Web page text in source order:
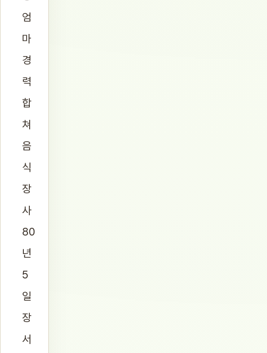
엄
마
경
력
합
쳐
음
식
장
사
80
년
5
일
장
서